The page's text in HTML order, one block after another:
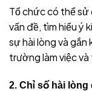
Tổ chức có thể sử
vấn đề, tìm hiểu ý
sự hài lòng và gắn
trường làm việc
2. Chỉ số hài lòng